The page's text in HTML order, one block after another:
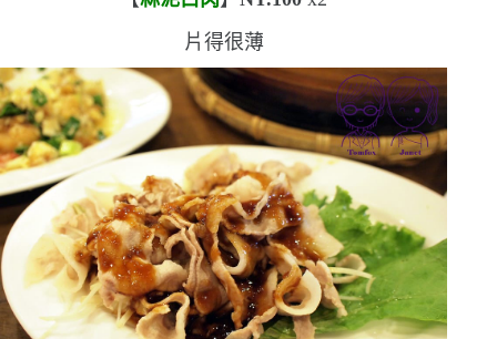
片得很薄